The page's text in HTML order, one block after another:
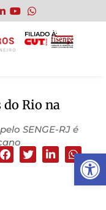
Abrir
FILIADO À:
Rio na
SENGE-RJ é